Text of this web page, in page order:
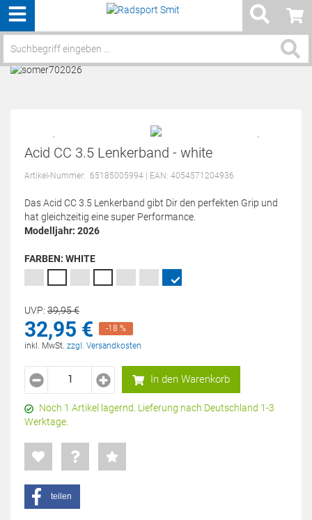
Menü
Service / Hilfe
Acid CC 3.5 Lenkerband - white
Artikel-Nummer: 65185005994 | EAN: 4054571204936
Das Acid CC 3.5 Lenkerband gibt Dir den perfekten Grip und
hat gleichzeitig eine super Performance.
Modelljahr: 2026
FARBEN: WHITE
UVP: 39,95€
32,95 €
-18 %
inkl. MwSt. zzgl. Versandkosten
In den Warenkorb
Noch 1 Artikel lagernd. Lieferung nach Deutschland 1-3
Werktage.
teilen